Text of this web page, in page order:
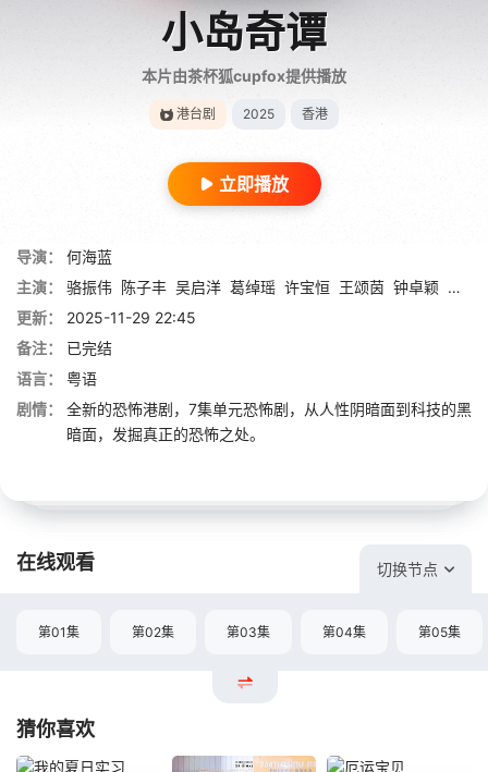
小岛奇谭
本片由茶杯狐cupfox提供播放
港台剧 2025 香港
立即播放
导演：
何海蓝
主演：
骆振伟 陈子丰 吴启洋 葛绰瑶 许宝恒 王颂茵 钟卓颖 林颖
更新：
2025-11-29 22:45
备注：
已完结
语言：
粤语
剧情：
全新的恐怖港剧，7集单元恐怖剧，从人性阴暗面到科技的黑
暗面，发掘真正的恐怖之处。
在线观看 切换节点
第01集 第02集 第03集 第04集 第05集
猜你喜欢